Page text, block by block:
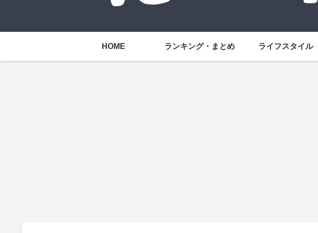
HOME ランキング・まとめ ライフスタイル